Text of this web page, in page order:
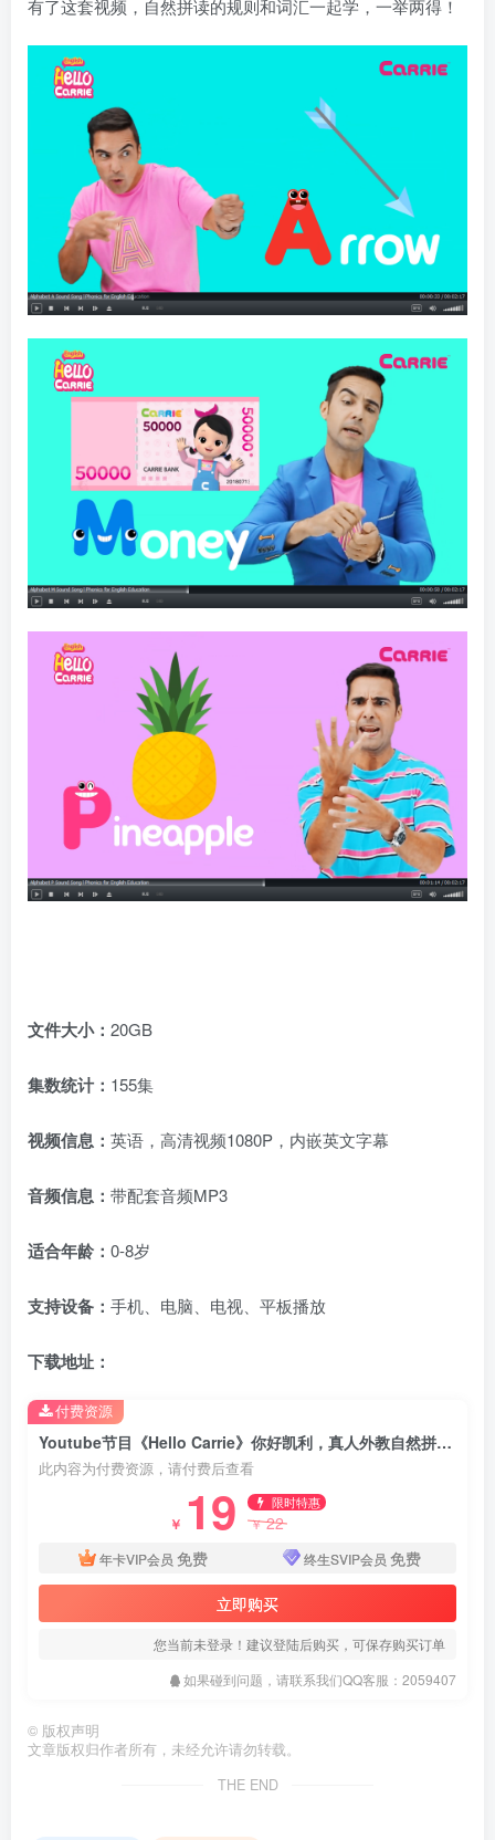
有了这套视频，自然拼读的规则和词汇一起学，一举两得！
文件大小： 20GB
集数统计： 155集
视频信息： 英语，高清视频1080P，内嵌英文字幕
音频信息： 带配套音频MP3
适合年龄： 0-8岁
支持设备： 手机、电脑、电视、平板播放
下载地址：
Youtube节目《Hello Carrie》你好凯利，真人外教自然拼读动画和英语儿歌，全155集，1080P高清视频，带配套音频MP3，百度网盘下载！
此内容为付费资源，请付费后查看
￥ 19 限时特惠
￥22
年卡VIP会员 免费 终生SVIP会员 免费
立即购买
您当前未登录！建议登陆后购买，可保存购买订单
如果碰到问题，请联系我们QQ客服：2059407
付费资源
© 版权声明
文章版权归作者所有，未经允许请勿转载。
THE END